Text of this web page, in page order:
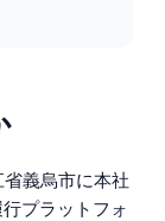
義烏市に本社
プラットフォ